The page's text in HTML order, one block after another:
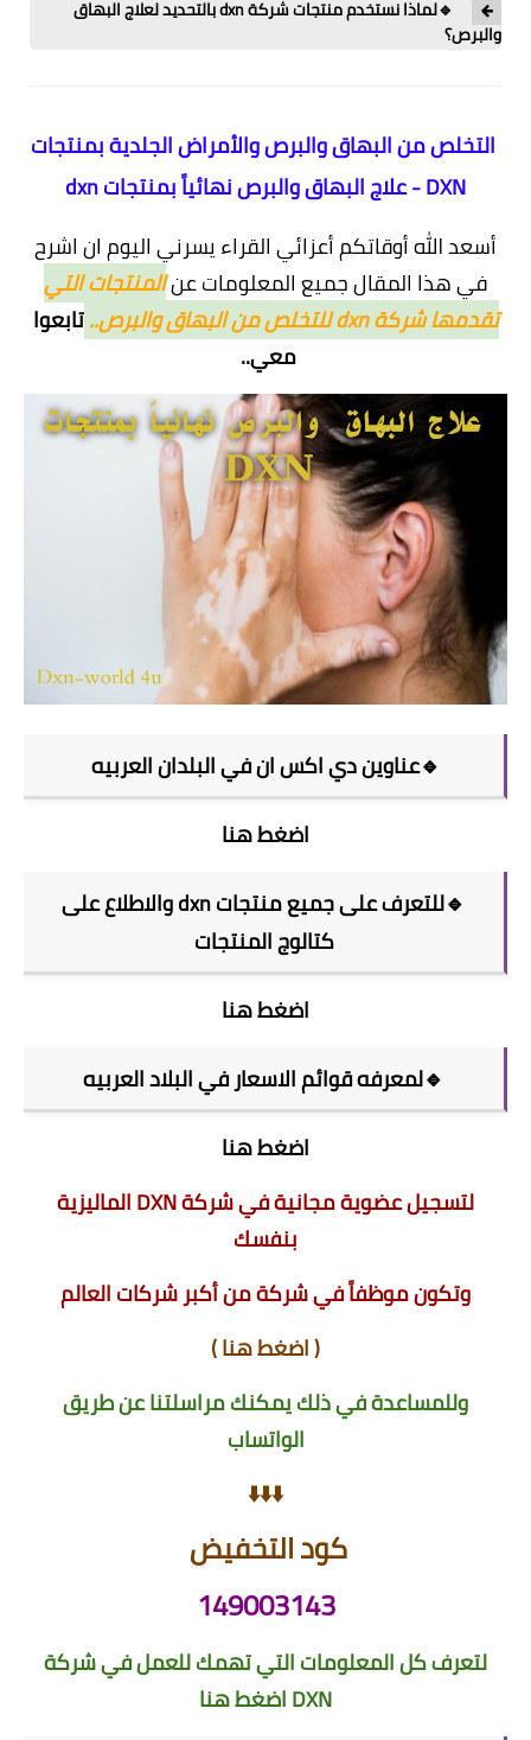
🔹لماذا نستخدم منتجات شركة dxn بالتحديد لعلاج البهاق
والبرص؟
التخلص من البهاق والبرص والأمراض الجلدية بمنتجات
DXN - علاج البهاق والبرص نهائياً بمنتجات dxn
أسعد الله أوقاتكم أعزائي القراء يسرني اليوم ان اشرح
في هذا المقال جميع المعلومات عنالمنتجات التي
تقدمها شركة dxn للتخلص من البهاق والبرص..
تابعوا
معي..
🔹عناوين دي اكس ان في البلدان العربيه
اضغط هنا
🔹للتعرف على جميع منتجات dxn والاطلاع على
كتالوج المنتجات
اضغط هنا
🔹لمعرفه قوائم الاسعار في البلاد العربيه
اضغط هنا
لتسجيل عضوية مجانية في شركة DXN الماليزية
بنفسك
وتكون موظفاً في شركة من أكبر شركات العالم
(اضغط هنا)
وللمساعدة في ذلك يمكنك مراسلتنا عن طريق
الواتساب
⬇️⬇️⬇️
كود التخفيض
149003143
لتعرف كل المعلومات التي تهمك للعمل في شركة
DXNاضغط هنا